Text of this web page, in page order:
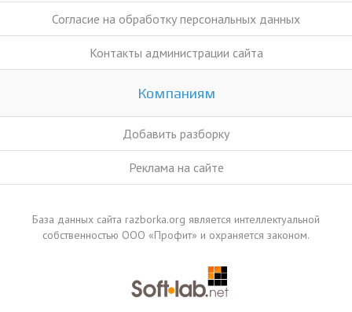
Согласие на обработку персональных данных
Контакты администрации сайта
Компаниям
Добавить разборку
Реклама на сайте
База данных сайта razborka.org является интеллектуальной
собственностью ООО «Профит» и охраняется законом.